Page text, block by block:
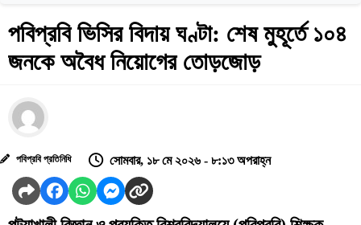
পবিপ্রবি ভিসির বিদায় ঘণ্টা: শেষ মুহূর্তে ১০৪
জনকে অবৈধ নিয়োগের তোড়জোড়
পবিপ্রবি প্রতিনিধি সোমবার, ১৮ মে ২০২৬ - ৮:১৩ অপরাহ্ন